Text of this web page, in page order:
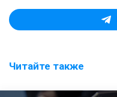
Читайте также